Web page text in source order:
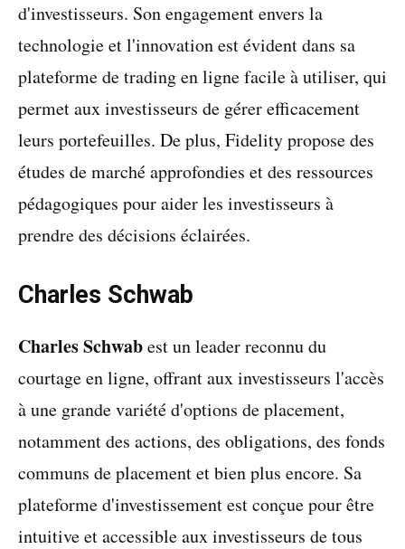
d'investisseurs. Son engagement envers la
technologie et l'innovation est évident dans sa
plateforme de trading en ligne facile à utiliser, qui
permet aux investisseurs de gérer efficacement
leurs portefeuilles. De plus, Fidelity propose des
études de marché approfondies et des ressources
pédagogiques pour aider les investisseurs à
prendre des décisions éclairées.
Charles Schwab
Charles Schwabest un leader reconnu du
courtage en ligne, offrant aux investisseurs l'accès
à une grande variété d'options de placement,
notamment des actions, des obligations, des fonds
communs de placement et bien plus encore. Sa
plateforme d'investissement est conçue pour être
intuitive et accessible aux investisseurs de tous